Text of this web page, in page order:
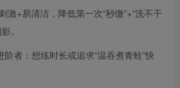
激+易清洁，降低第一次“秒缴”+“洗不干
。
阶者：想练时长或追求“温吞煮青蛙”快